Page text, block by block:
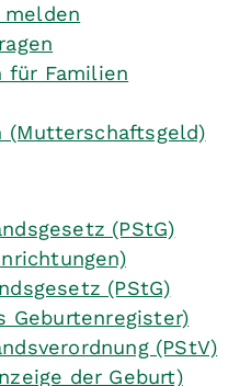
für Familien
(Mutterschaftsgeld)
(PStG)
(PStG)
Geburtenregister)
(PStV)
der Geburt)